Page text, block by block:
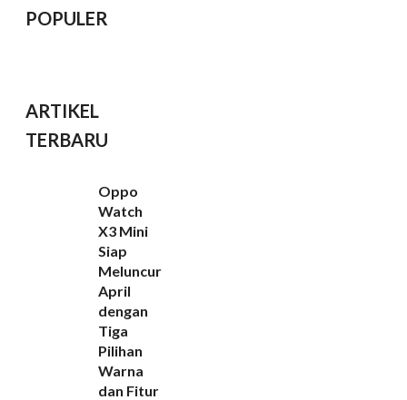
POPULER
ARTIKEL
TERBARU
Oppo
Watch
X3 Mini
Siap
Meluncur
April
dengan
Tiga
Pilihan
Warna
dan Fitur